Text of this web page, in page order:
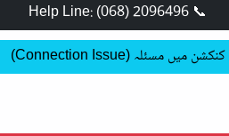
📞 Help Line: (068) 2096496
کنکشن میں مسئلہ (Connection Issue)